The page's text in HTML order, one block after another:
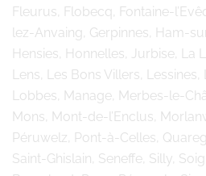
Fleurus, Flobecq, Fontaine-
lez-Anvaing, Gerpinnes, Ham-
Hensies, Honnelles, Jurbise, La
Lens, Les Bons Villers,
Lobbes, Manage, Merbes-le-
Mons, Mont-de-l’Enclus,
Péruwelz, Pont-à-Celles,
Saint-Ghislain, Seneffe, Silly,